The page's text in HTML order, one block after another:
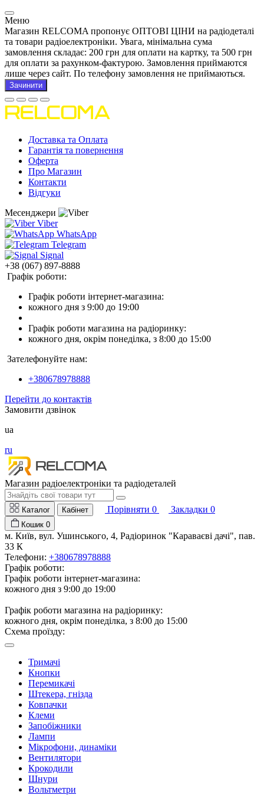
Меню
Магазин RELCOMA пропонує ОПТОВІ ЦІНИ на радіодеталі
та товари радіоелектроніки. Увага, мінімальна сума
замовлення складає: 200 грн для оплати на картку, та 500 грн
для оплати за рахунком-фактурою. Замовлення приймаются
лише через сайт. По телефону замовлення не приймаються.
Зачинити
Доставка та Оплата
Гарантія та повернення
Оферта
Про Магазин
Контакти
Відгуки
Месенджери
Viber
WhatsApp
Telegram
Signal
+38 (067) 897-8888
Графік роботи:
Графік роботи інтернет-магазина:
кожного дня з 9:00 до 19:00
Графік роботи магазина на радіоринку:
кожного дня, окрім понеділка, з 8:00 до 15:00
Зателефонуйте нам:
+380678978888
Перейти до контактів
Замовити дзвінок
ua
ru
Магазин радіоелектроніки та радіодеталей
Каталог Кабінет Порівняти 0 Закладки 0
Кошик 0
м. Київ, вул. Ушинського, 4, Радіоринок "Караваєві дачі", пав.
33 К
Телефони: +380678978888
Графік роботи:
Графік роботи інтернет-магазина:
кожного дня з 9:00 до 19:00
Графік роботи магазина на радіоринку:
кожного дня, окрім понеділка, з 8:00 до 15:00
Схема проїзду:
Тримачі
Кнопки
Перемикачі
Штекера, гнізда
Ковпачки
Клеми
Запобіжники
Лампи
Мікрофони, динаміки
Вентилятори
Крокодили
Шнури
Вольтметри